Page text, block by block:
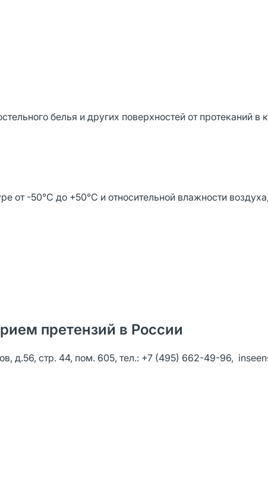
белья и других поверхностей от протеканий в
от -50°C до +50°C и относительной влажности
претензий в России
д.56, стр. 44, пом. 605, тел.: +7 (495) 662-49-96,